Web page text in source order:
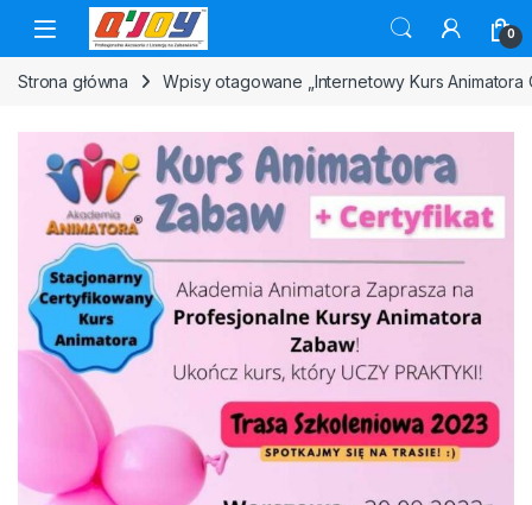
Skip to navigation
Skip to content
0
Strona główna Wpisy otagowane „Internetowy Kurs Animatora